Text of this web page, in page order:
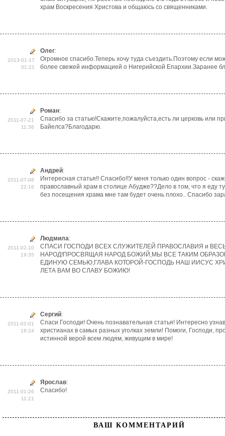
храм Воскресения Христова и общаюсь со священниками.
2013-01-17
01:21
Олег:
Огромное спасибо.Теперь хочу туда съездить.Поэтому если
более свежей информацией о Нигерийской Епархии.Заранее
2011-07-21
11:36
Роман:
Спасибо за статью!Скажите,пожалуйста,есть ли церковь или
Байелса?Благодарю.
2011-07-08
22:16
Андрей:
Интересная статья!! Спасибо!!У меня только один вопрос -
православный храм в столице Абудже??Дело в том, что я еду
без посещения храма мне там будет очень плохо.. Спасибо
2011-02-10
19:35
Людмила:
СПАСИ ГОСПОДИ ВСЕХ СЛУЖИТЕЛЕЙ ПРАВОСЛАВИЯ и
НАРОД!ПРОСВЯЩАЯ НАРОД БОЖИЙ,МЫ ВСЕ ТАКИМ
ЕДИНУЮ СЕМЬЮ,ГЛАВА КОТОРОЙ-ГОСПОДЬ НАШ ИИСУС
ЛЕТА ВАМ ВО СЛАВУ БОЖИЮ!
2011-02-01
18:24
Сергий:
Спаси Господи! Очень познавательная статья! Интересно
христианах в самых разных уголках земли! Помоги, Господи,
истинной верой всем людям, живущим в мире!
2011-01-26
11:21
Ярослав:
Спасибо!
ВАШ КОММЕНТАРИЙ